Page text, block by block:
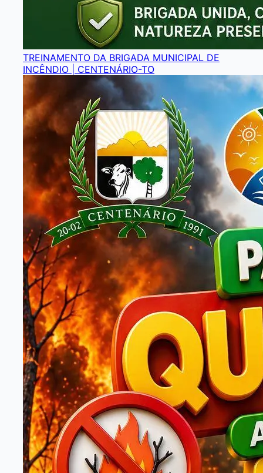
TREINAMENTO DA BRIGADA MUNICIPAL DE
INCÊNDIO | CENTENÁRIO-TO